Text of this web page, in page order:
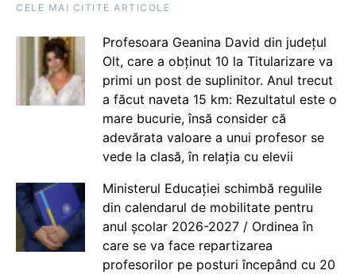
CELE MAI CITITE ARTICOLE
Profesoara Geanina David din județul
Olt, care a obținut 10 la Titularizare va
primi un post de suplinitor. Anul trecut
a făcut naveta 15 km: Rezultatul este o
mare bucurie, însă consider că
adevărata valoare a unui profesor se
vede la clasă, în relația cu elevii
Ministerul Educației schimbă regulile
din calendarul de mobilitate pentru
anul școlar 2026-2027 / Ordinea în
care se va face repartizarea
profesorilor pe posturi începând cu 20